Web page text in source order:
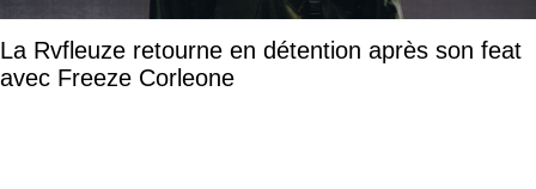
La Rvfleuze retourne en détention après son feat
avec Freeze Corleone